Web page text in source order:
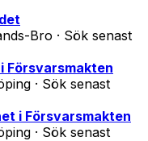
Bro · Sök senast
Försvarsmakten
· Sök senast
i Försvarsmakten
· Sök senast